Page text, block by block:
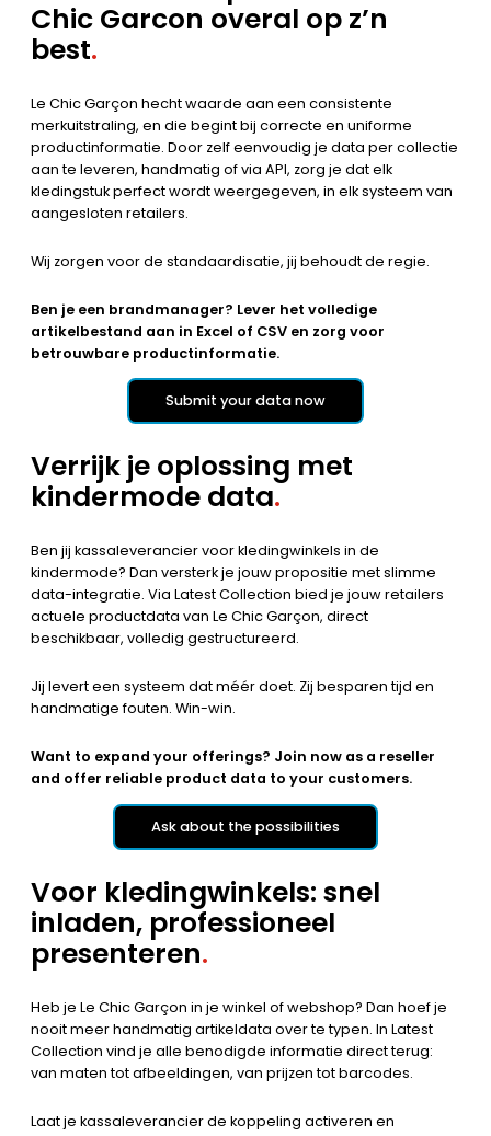
Chic Garcon overal op z’n
best.
Le Chic Garçon hecht waarde aan een consistente
merkuitstraling, en die begint bij correcte en uniforme
productinformatie. Door zelf eenvoudig je data per collectie
aan te leveren, handmatig of via API, zorg je dat elk
kledingstuk perfect wordt weergegeven, in elk systeem van
aangesloten retailers.
Wij zorgen voor de standaardisatie, jij behoudt de regie.
Ben je een brandmanager? Lever het volledige
artikelbestand aan in Excel of CSV en zorg voor
betrouwbare productinformatie.
Submit your data now
Verrijk je oplossing met
kindermode data.
Ben jij kassaleverancier voor kledingwinkels in de
kindermode? Dan versterk je jouw propositie met slimme
data-integratie. Via Latest Collection bied je jouw retailers
actuele productdata van Le Chic Garçon, direct
beschikbaar, volledig gestructureerd.
Jij levert een systeem dat méér doet. Zij besparen tijd en
handmatige fouten. Win-win.
Want to expand your offerings? Join now as a reseller
and offer reliable product data to your customers.
Ask about the possibilities
Voor kledingwinkels: snel
inladen, professioneel
presenteren.
Heb je Le Chic Garçon in je winkel of webshop? Dan hoef je
nooit meer handmatig artikeldata over te typen. In Latest
Collection vind je alle benodigde informatie direct terug:
van maten tot afbeeldingen, van prijzen tot barcodes.
Laat je kassaleverancier de koppeling activeren en